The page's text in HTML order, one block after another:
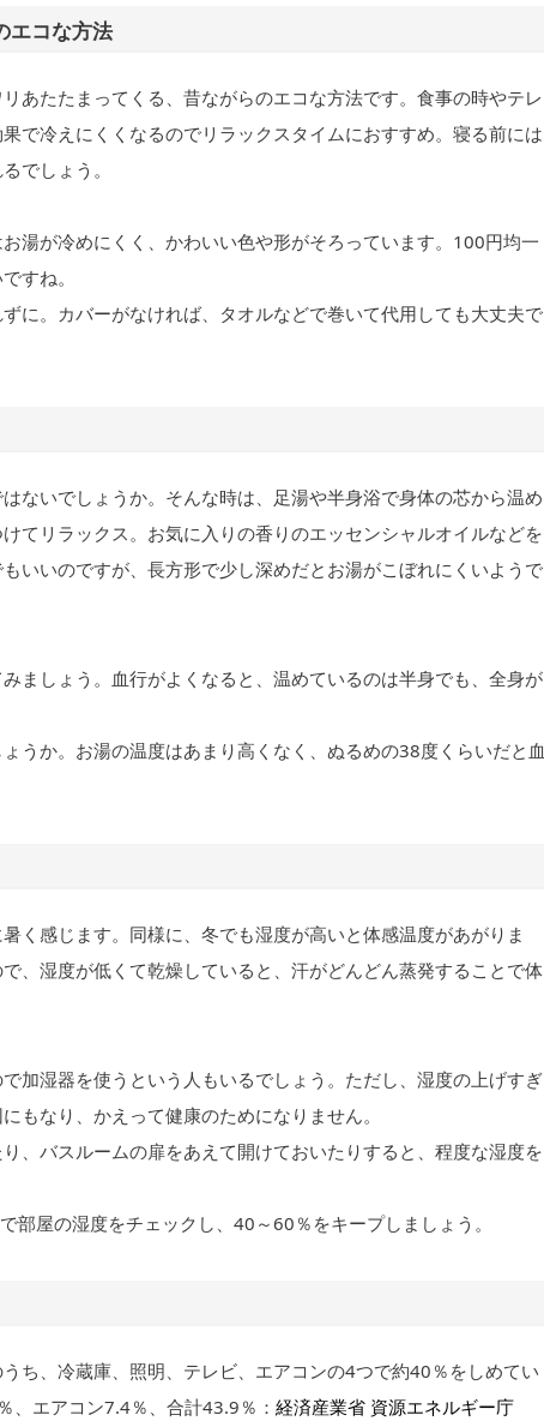
エコな方法
あたたまってくる、昔ながらのエコな方法です。食事の時やテレ
で冷えにくくなるのでリラックスタイムにおすすめ。寝る前には
でしょう。
湯が冷めにくく、かわいい色や形がそろっています。100円均一
すね。
に。カバーがなければ、タオルなどで巻いて代用しても大丈夫で
ないでしょうか。そんな時は、足湯や半身浴で身体の芯から温め
てリラックス。お気に入りの香りのエッセンシャルオイルなどを
いいのですが、長方形で少し深めだとお湯がこぼれにくいようで
ましょう。血行がよくなると、温めているのは半身でも、全身が
うか。お湯の温度はあまり高くなく、ぬるめの38度くらいだと血
く感じます。同様に、冬でも湿度が高いと体感温度があがりま
、湿度が低くて乾燥していると、汗がどんどん蒸発することで体
加湿器を使うという人もいるでしょう。ただし、湿度の上げすぎ
もなり、かえって健康のためになりません。
、バスルームの扉をあえて開けておいたりすると、程度な湿度を
屋の湿度をチェックし、40～60％をキープしましょう。
ち、冷蔵庫、照明、テレビ、エアコンの4つで約40％をしめてい
、エアコン7.4％、合計43.9％： 経済産業省 資源エネルギー庁